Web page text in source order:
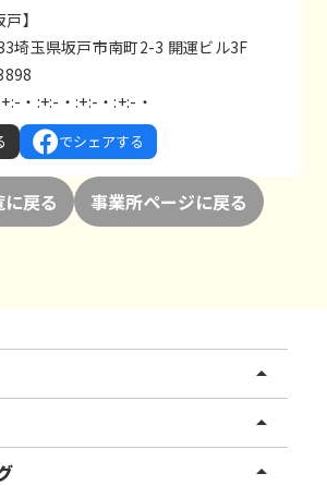
】
埼玉県坂戸市南町2-3 開運ビル3F
・:+:-・:+:-・:+:-・
でシェアする
戻る 事業所ページに戻る
arrow_drop_up
arrow_drop_up
arrow_drop_up